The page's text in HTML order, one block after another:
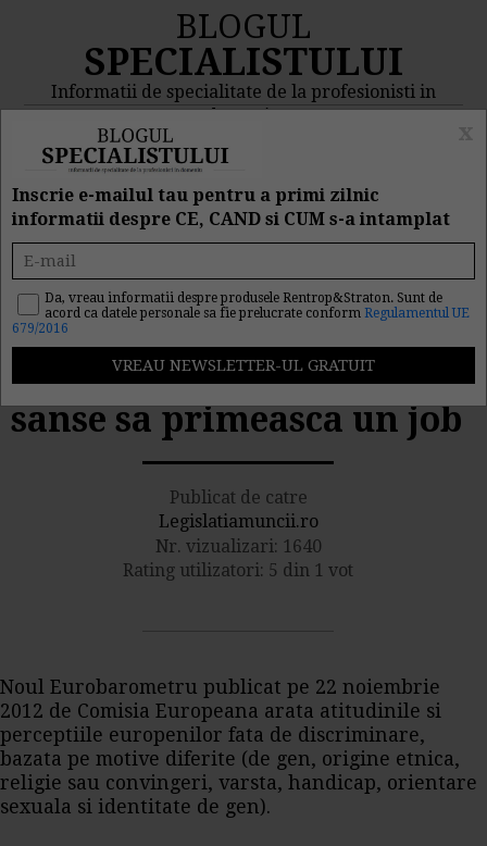
BLOGUL
SPECIALISTULUI
Informatii de specialitate de la profesionisti in
domeniu
MENIU
Criza a condus la
discriminari pe piata
muncii. Cine sunt
persoanele cu mai putine
sanse sa primeasca un job
Publicat de catre
Legislatiamuncii.ro
Nr. vizualizari: 1640
Rating utilizatori: 5 din 1 vot
Noul Eurobarometru publicat pe 22 noiembrie
2012 de Comisia Europeana arata atitudinile si
perceptiile europenilor fata de discriminare,
bazata pe motive diferite (de gen, origine etnica,
religie sau convingeri, varsta, handicap, orientare
sexuala si identitate de gen).
Inscrie e-mailul tau pentru a primi zilnic
informatii despre CE, CAND si CUM s-a intamplat
Da, vreau informatii despre produsele Rentrop&Straton. Sunt de
acord ca datele personale sa fie prelucrate conform Regulamentul UE
679/2016